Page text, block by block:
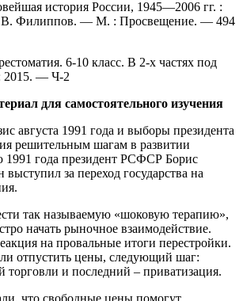
история России, 1945—2006 гг. :
Филиппов. — М. : Просвещение. — 494
6-10 класс. В 2-х частях под
2015. — Ч-2
для самостоятельного изучения
августа 1991 года и выборы президента
решительным шагам в развитии
1991 года президент РСФСР Борис
за переход государства на
так называемую «шоковую терапию»,
начать рыночное взаимодействие.
на провальные итоги перестройки.
отпустить цены, следующий шаг:
торговли и последний – приватизация.